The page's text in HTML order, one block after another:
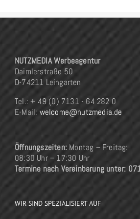
NUTZMEDIA Werbeagentur
Daimlerstraße 50
D-74211 Leingarten
Tel.: + 49 (0) 7131 - 64 282 0
E-Mail: welcome@nutzmedia.de
Öffnungszeiten: Montag – Freitag:
08:30 Uhr – 17:30 Uhr
Termine nach Vereinbarung unter:
WIR SIND SPEZIALISIERT AUF